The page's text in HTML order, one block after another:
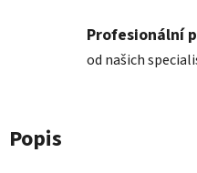
Profesionální
od našich
Popis